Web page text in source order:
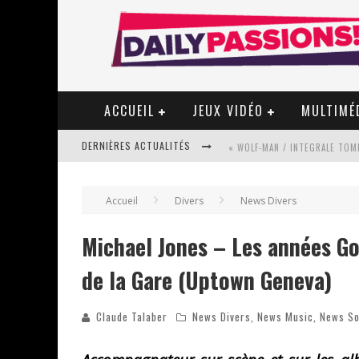
ACCUEIL JEUX VIDÉO
DERNIÈRES ACTUALITÉS « WOLF-MAN / INTEGRALE
STAR FOX
PSYRIVER 2026 : LA MAGIE
Accueil Divers News Divers
Michael Jones – Les années
de la Gare (Uptown Geneva)
Claude Talaber News Divers, News Music, News